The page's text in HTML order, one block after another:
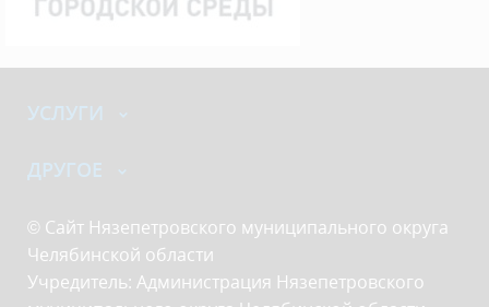
УСЛУГИ
ДРУГОЕ
© Сайт Нязепетровского муниципального округа
Челябинской области
Учредитель: Администрация Нязепетровского